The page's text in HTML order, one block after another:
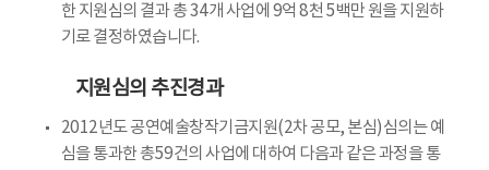
한 지원심의 결과 총 34개 사업에 9억 8천 5백만 원을 지원하
기로 결정하였습니다.
지원심의 추진경과
2012년도 공연예술창작기금지원(2차 공모, 본심)심의는 예
심을 통과한 총59건의 사업에 대하여 다음과 같은 과정을 통